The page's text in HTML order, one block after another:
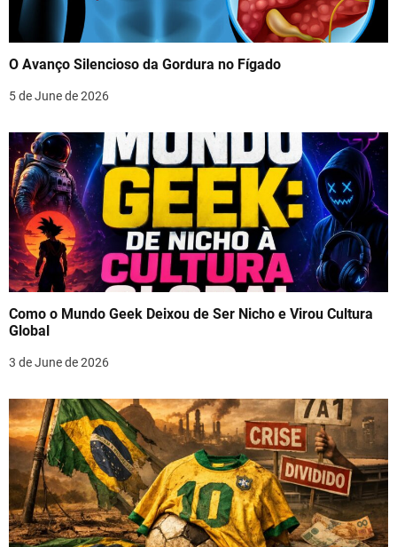
O Avanço Silencioso da Gordura no Fígado
5 de June de 2026
Como o Mundo Geek Deixou de Ser Nicho e Virou Cultura
Global
3 de June de 2026